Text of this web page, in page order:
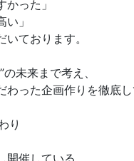
かった」
」
ております。
未来まで考え、
った企画作りを徹底し
り
開催している